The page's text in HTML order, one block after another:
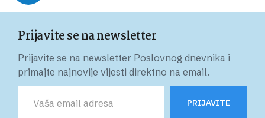
Prijavite se na newsletter
Prijavite se na newsletter Poslovnog dnevnika i
primajte najnovije vijesti direktno na email.
PRIJAVITE